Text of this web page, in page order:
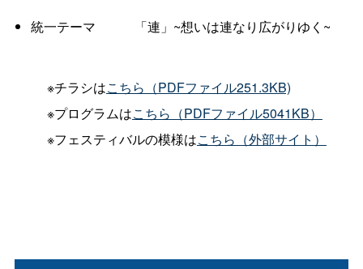
統一テーマ 「連」~想いは連なり広がりゆく~
※チラシはこちら（PDFファイル251.3KB)
※プログラムはこちら（PDFファイル5041KB）
※フェスティバルの模様はこちら（外部サイト）